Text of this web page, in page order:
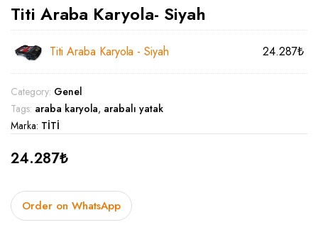
Titi Araba Karyola- Siyah
Titi Araba Karyola - Siyah 24.287₺
Category: Genel
Tags: araba karyola, arabalı yatak
Marka: TİTİ
24.287₺
Order on WhatsApp